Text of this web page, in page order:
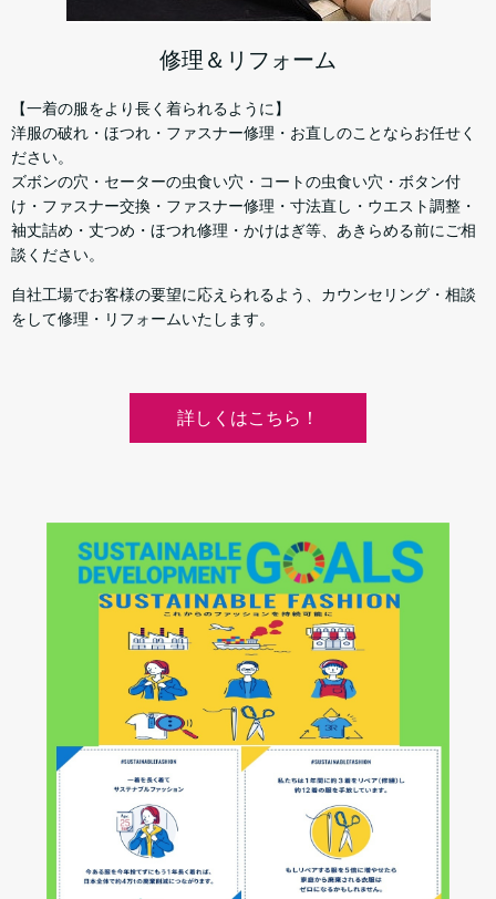
修理＆リフォーム
【一着の服をより長く着られるように】
洋服の破れ・ほつれ・ファスナー修理・お直しのことならお任せく
ださい。
ズボンの穴・セーターの虫食い穴・コートの虫食い穴・ボタン付
け・ファスナー交換・ファスナー修理・寸法直し・ウエスト調整・
袖丈詰め・丈つめ・ほつれ修理・かけはぎ等、あきらめる前にご相
談ください。
自社工場でお客様の要望に応えられるよう、カウンセリング・相談
をして修理・リフォームいたします。
詳しくはこちら！